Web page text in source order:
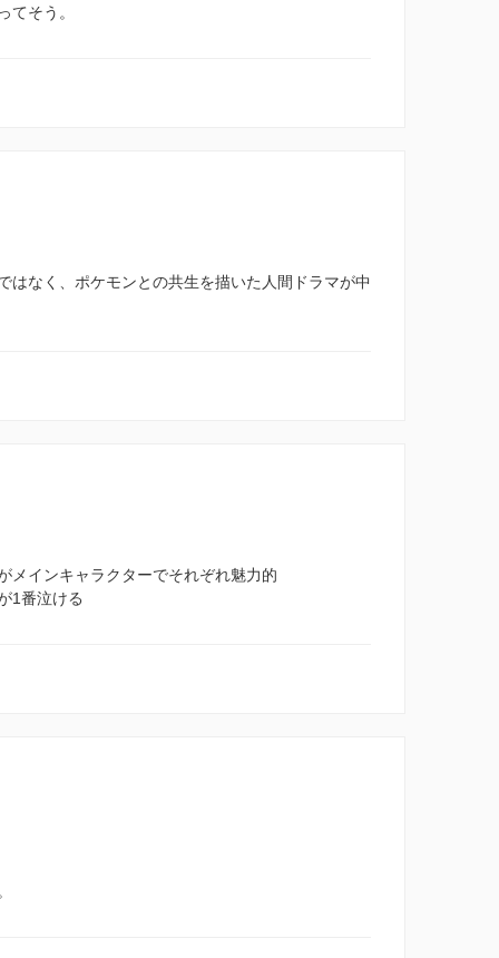
てそう。
はなく、ポケモンとの共生を描いた人間ドラマが中
メインキャラクターでそれぞれ魅力的
1番泣ける